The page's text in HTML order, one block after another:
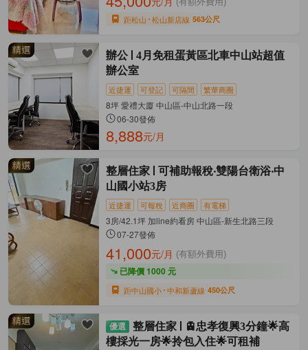
距松山 松山新店線 563公尺
辦公
4月免租蛋黃區北車中山站超值
辦公室
近捷運 可登記 可隔間 繁華商圈
8坪 愛禮大廈 中山區-中山北路一段
06-30發佈
8,888元/月
整層住家
可補助報稅‧雙陽台衛浴‧中
山國小站3房
近捷運 可報稅 近商圈 有電梯
3房/42.1坪 加line約看房 中山區-新生北路三段
07-27發佈
41,000元/月 (有額外費用)
已降價 1000 元
距中山國小 中和新蘆線 450公尺
整層住家
🚊忠孝復興3分鐘🌟高
樓採光一房🌟拎包入住🌟可租補